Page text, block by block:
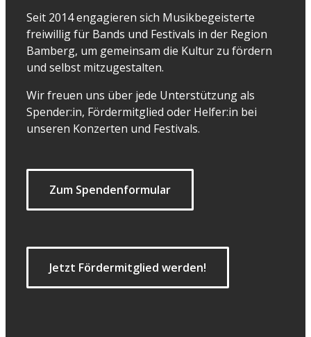
Seit 2014 engagieren sich Musikbegeisterte
freiwillig für Bands und Festivals in der Region
Bamberg, um gemeinsam die Kultur zu fördern
und selbst mitzugestalten.
Wir freuen uns über jede Unterstützung als
Spender:in, Fördermitglied oder Helfer:in bei
unseren Konzerten und Festivals.
Zum Spendenformular
Jetzt Fördermitglied werden!